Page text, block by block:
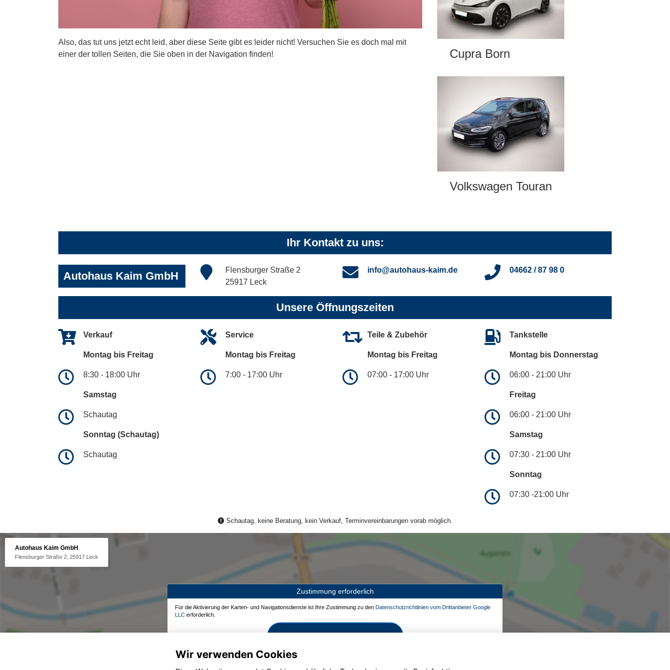
Also, das tut uns jetzt echt leid, aber diese Seite gibt es leider nicht! Versuchen Sie es doch mal mit
einer der tollen Seiten, die Sie oben in der Navigation finden!
Cupra Born
Volkswagen Touran
Ihr Kontakt zu uns:
Autohaus Kaim GmbH
Flensburger Straße 2
25917 Leck
info@autohaus-kaim.de 04662 / 87 98 0
Unsere Öffnungszeiten
Verkauf
Montag bis Freitag
8:30 - 18:00 Uhr
Samstag
Schautag
Sonntag (Schautag)
Schautag
Service
Montag bis Freitag
7:00 - 17:00 Uhr
Teile & Zubehör
Montag bis Freitag
07:00 - 17:00 Uhr
Tankstelle
Montag bis Donnerstag
06:00 - 21:00 Uhr
Freitag
06:00 - 21:00 Uhr
Samstag
07:30 - 21:00 Uhr
Sonntag
07:30 -21:00 Uhr
Schautag, keine Beratung, kein Verkauf, Terminvereinbarungen vorab möglich.
Autohaus Kaim GmbH
Flensburger Straße 2, 25917 Leck
Zustimmung erforderlich
Für die Aktivierung der Karten- und Navigationsdienste ist Ihre Zustimmung zu den Datenschutzrichtlinien vom Drittanbieter Google
LLC erforderlich.
Wir verwenden Cookies